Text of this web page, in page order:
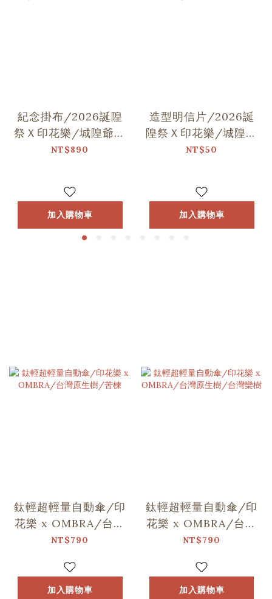
紀念掛布/2026誕隍
祭Ｘ印花樂/城隍爺與
范謝將軍跳舞
NT$890
加入購物車
造型明信片/2026誕
隍祭Ｘ印花樂/城隍老
爺跳舞
NT$50
加入購物車
鈦輕超輕量自動傘/印
花樂 x OMBRA/台灣
原生樹/苦楝
NT$790
加入購物車
鈦輕超輕量自動傘/印
花樂 x OMBRA/台灣
原生樹/台灣欒樹
NT$790
加入購物車